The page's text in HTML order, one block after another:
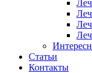
Статьи
Контакты